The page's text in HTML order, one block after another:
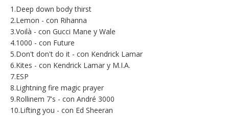
1.Deep down body thirst
2.Lemon - con Rihanna
3.Voilà - con Gucci Mane y Wale
4.1000 - con Future
5.Don't don't do it - con Kendrick Lamar
6.Kites - con Kendrick Lamar y M.I.A.
7.ESP
8.Lightning fire magic prayer
9.Rollinem 7's - con André 3000
10.Lifting you - con Ed Sheeran